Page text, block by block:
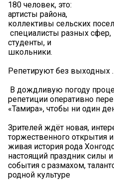
180 человек, это:
артисты района,
коллективы сельских
‍ специалисты разных сфер,
студенты, и
школьники.
Репетируют без выходных .
В дождливую погоду
репетиции оперативно
«Тамира», чтобы ни один
Зрителей ждёт новая,
торжественного открытия
живая история рода
настоящий праздник силы и
события с размахом,
родной культуре